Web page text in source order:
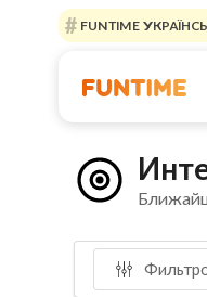
FUNTIME